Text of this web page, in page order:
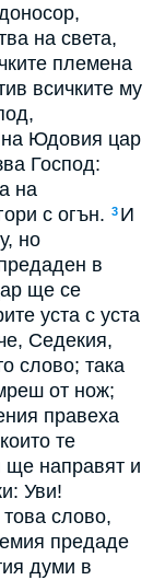
на света,
племена
всичките му
на Юдовия цар
Господ:
на
с огън. 3 И
но
в
ще се
уста с уста
Седекия,
слово; така
от нож;
правеха
те
ще направят и
Уви!
слово,
предаде
думи в